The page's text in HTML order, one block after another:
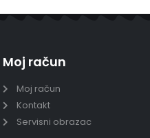
Moj račun
Moj račun
Kontakt
Servisni obrazac